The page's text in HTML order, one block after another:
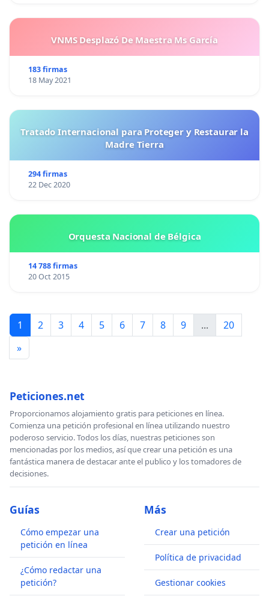
VNMS Desplazó De Maestra Ms García
183 firmas
18 May 2021
Tratado Internacional para Proteger y Restaurar la
Madre Tierra
294 firmas
22 Dec 2020
Orquesta Nacional de Bélgica
14 788 firmas
20 Oct 2015
1 2 3 4 5 6 7 8 9 ...
20
»
Peticiones.net
Proporcionamos alojamiento gratis para peticiones en línea.
Comienza una petición profesional en línea utilizando nuestro
poderoso servicio. Todos los días, nuestras peticiones son
mencionadas por los medios, así que crear una petición es una
fantástica manera de destacar ante el publico y los tomadores de
decisiones.
Guías
Cómo empezar una
petición en línea
¿Cómo redactar una
petición?
Más
Crear una petición
Política de privacidad
Gestionar cookies